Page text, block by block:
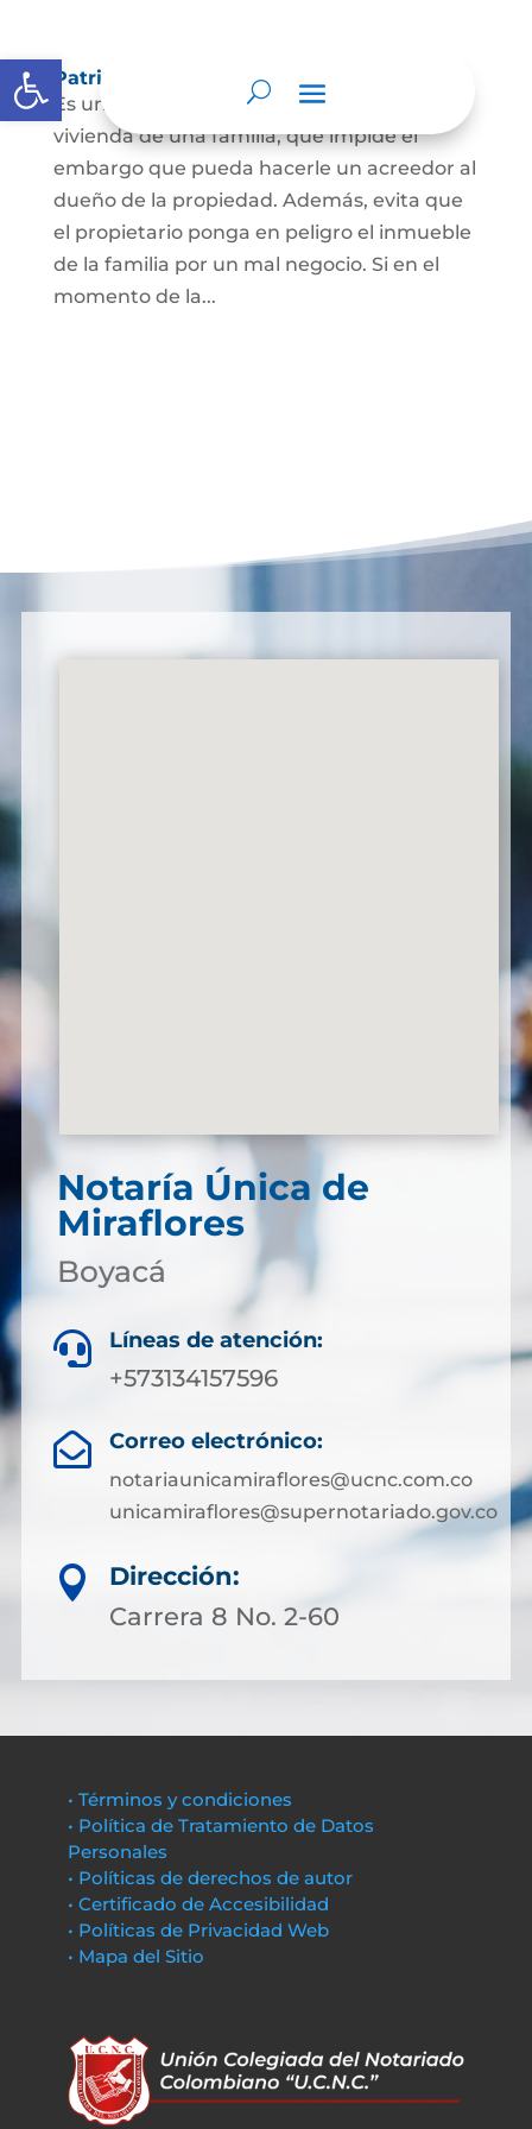
Abrir barra de herramientas
Patrimonio de familia inembargable
Es una clase especial de protección de la
vivienda de una familia, que impide el
embargo que pueda hacerle un acreedor al
dueño de la propiedad. Además, evita que
el propietario ponga en peligro el inmueble
de la familia por un mal negocio. Si en el
momento de la...
Notaría Única de
Miraflores
Boyacá
 Líneas de atención:
+573134157596
 Correo electrónico:
notariaunicamiraflores@ucnc.com.co
unicamiraflores@supernotariado.gov.co

Dirección:
Carrera 8 No. 2-60
• Términos y condiciones
• Política de Tratamiento de Datos
Personales
• Políticas de derechos de autor
• Certificado de Accesibilidad
• Políticas de Privacidad Web
• Mapa del Sitio